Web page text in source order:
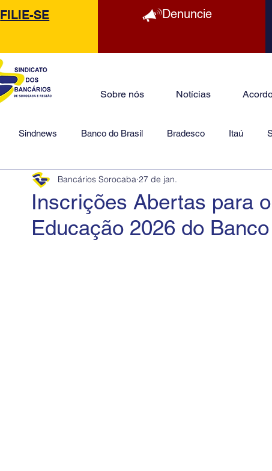
FILIE-SE Denuncie
Sobre nós Notícias
Sindnews Banco do Brasil Bradesco Itaú
HSBC Financeiras Jurídico
Inscrições Abertas para
Educação 2026 do
Bancários Sorocaba 27 de jan.